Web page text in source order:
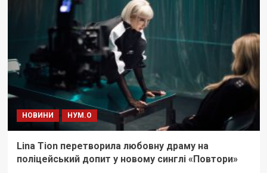
НОВИНИ НУМ.О
Lina Tion перетворила любовну драму на
поліцейський допит у новому синглі «Повтори»